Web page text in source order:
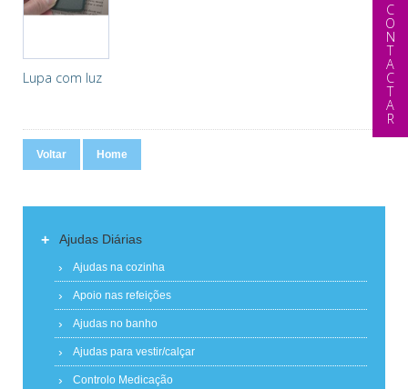
Lupa com luz
Voltar Home
+ Ajudas Diárias
Ajudas na cozinha
Apoio nas refeições
Ajudas no banho
Ajudas para vestir/calçar
Controlo Medicação
CONTACTAR